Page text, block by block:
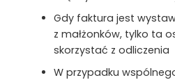
Gdy faktura jest
z małżonków, tylko ta
skorzystać z odliczenia
W przypadku